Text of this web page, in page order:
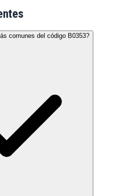
comunes del código B0353?